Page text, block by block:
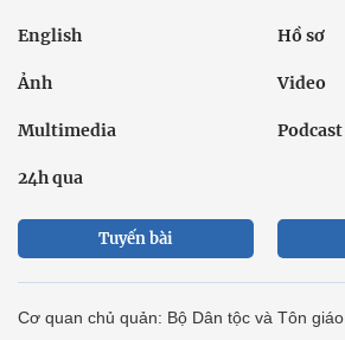
English Hồ sơ
Ảnh Video
Multimedia Podcast
24h qua
Tuyến bài
Cơ quan chủ quản: Bộ Dân tộc và Tôn giáo